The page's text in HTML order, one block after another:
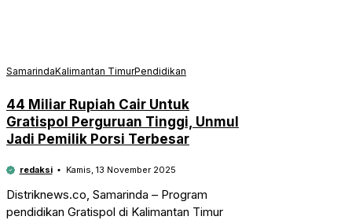
SamarindaKalimantan TimurPendidikan
44 Miliar Rupiah Cair Untuk
Gratispol Perguruan Tinggi, Unmul
Jadi Pemilik Porsi Terbesar
redaksi Kamis, 13 November 2025
Distriknews.co, Samarinda – Program
pendidikan Gratispol di Kalimantan Timur